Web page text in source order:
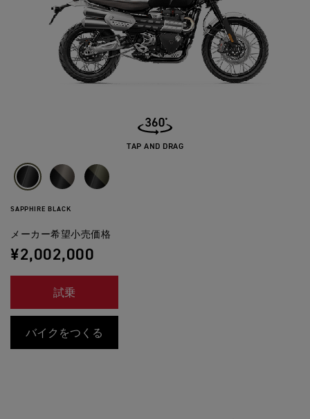
SAPPHIRE BLACK
メーカー希望小売価格
¥2,002,000
試乗
バイクをつくる
TAP AND DRAG